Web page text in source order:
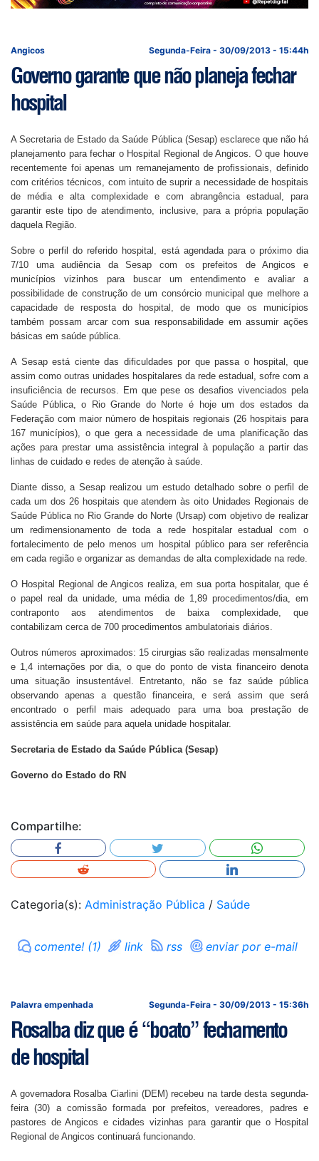
Segunda-Feira - 30/09/2013 - 15:44h
Angicos
Governo garante que não planeja fechar
hospital
A Secretaria de Estado da Saúde Pública (Sesap) esclarece que não há
planejamento para fechar o Hospital Regional de Angicos. O que houve
recentemente foi apenas um remanejamento de profissionais, definido
com critérios técnicos, com intuito de suprir a necessidade de hospitais
de média e alta complexidade e com abrangência estadual, para
garantir este tipo de atendimento, inclusive, para a própria população
daquela Região.
Sobre o perfil do referido hospital, está agendada para o próximo dia
7/10 uma audiência da Sesap com os prefeitos de Angicos e
municípios vizinhos para buscar um entendimento e avaliar a
possibilidade de construção de um consórcio municipal que melhore a
capacidade de resposta do hospital, de modo que os municípios
também possam arcar com sua responsabilidade em assumir ações
básicas em saúde pública.
A Sesap está ciente das dificuldades por que passa o hospital, que
assim como outras unidades hospitalares da rede estadual, sofre com a
insuficiência de recursos. Em que pese os desafios vivenciados pela
Saúde Pública, o Rio Grande do Norte é hoje um dos estados da
Federação com maior número de hospitais regionais (26 hospitais para
167 municípios), o que gera a necessidade de uma planificação das
ações para prestar uma assistência integral à população a partir das
linhas de cuidado e redes de atenção à saúde.
Diante disso, a Sesap realizou um estudo detalhado sobre o perfil de
cada um dos 26 hospitais que atendem às oito Unidades Regionais de
Saúde Pública no Rio Grande do Norte (Ursap) com objetivo de realizar
um redimensionamento de toda a rede hospitalar estadual com o
fortalecimento de pelo menos um hospital público para ser referência
em cada região e organizar as demandas de alta complexidade na rede.
O Hospital Regional de Angicos realiza, em sua porta hospitalar, que é
o papel real da unidade, uma média de 1,89 procedimentos/dia, em
contraponto aos atendimentos de baixa complexidade, que
contabilizam cerca de 700 procedimentos ambulatoriais diários.
Outros números aproximados: 15 cirurgias são realizadas mensalmente
e 1,4 internações por dia, o que do ponto de vista financeiro denota
uma situação insustentável. Entretanto, não se faz saúde pública
observando apenas a questão financeira, e será assim que será
encontrado o perfil mais adequado para uma boa prestação de
assistência em saúde para aquela unidade hospitalar.
Secretaria de Estado da Saúde Pública (Sesap)
Governo do Estado do RN
Compartilhe:
Categoria(s): Administração Pública / Saúde
comente! (1) link rss enviar por e-mail
Segunda-Feira - 30/09/2013 - 15:36h
Palavra empenhada
Rosalba diz que é “boato” fechamento
de hospital
A governadora Rosalba Ciarlini (DEM) recebeu na tarde desta segunda-
feira (30) a comissão formada por prefeitos, vereadores, padres e
pastores de Angicos e cidades vizinhas para garantir que o Hospital
Regional de Angicos continuará funcionando.